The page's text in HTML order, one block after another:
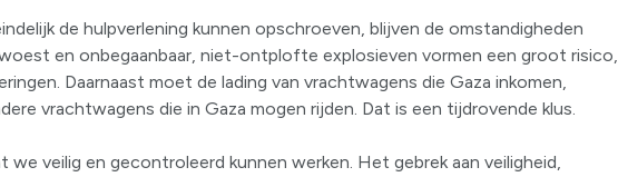
de hulpverlening kunnen opschroeven, blijven de omstandigheden
en onbegaanbaar, niet-ontplofte explosieven vormen een groot risico,
Daarnaast moet de lading van vrachtwagens die Gaza inkomen,
vrachtwagens die in Gaza mogen rijden. Dat is een tijdrovende klus.
we veilig en gecontroleerd kunnen werken. Het gebrek aan veiligheid,